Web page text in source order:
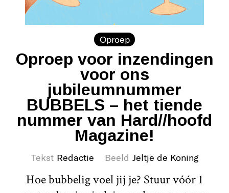
Oproep
Oproep voor inzendingen
voor ons
jubileumnummer
BUBBELS – het tiende
nummer van Hard//hoofd
Magazine!
Tekst Redactie Beeld Jeltje de Koning
Hoe bubbelig voel jij je? Stuur vóór 1